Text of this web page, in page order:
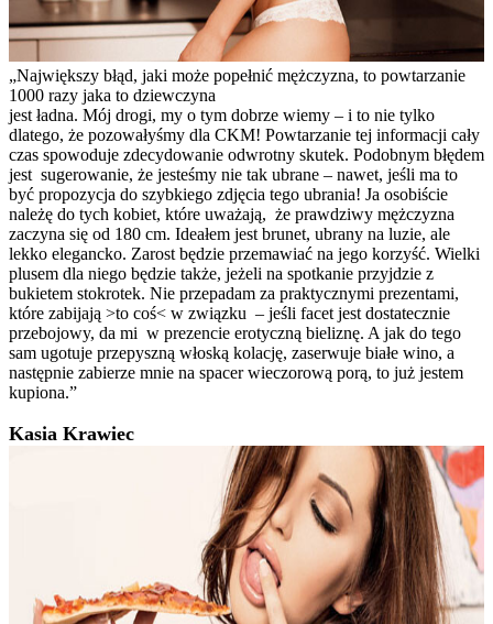
„Największy błąd, jaki może popełnić mężczyzna, to powtarzanie
1000 razy jaka to dziewczyna
jest ładna. Mój drogi, my o tym dobrze wiemy – i to nie tylko
dlatego, że pozowałyśmy dla CKM! Powtarzanie tej informacji cały
czas spowoduje zdecydowanie odwrotny skutek. Podobnym błędem
jest sugerowanie, że jesteśmy nie tak ubrane – nawet, jeśli ma to
być propozycja do szybkiego zdjęcia tego ubrania! Ja osobiście
należę do tych kobiet, które uważają, że prawdziwy mężczyzna
zaczyna się od 180 cm. Ideałem jest brunet, ubrany na luzie, ale
lekko elegancko. Zarost będzie przemawiać na jego korzyść. Wielki
plusem dla niego będzie także, jeżeli na spotkanie przyjdzie z
bukietem stokrotek. Nie przepadam za praktycznymi prezentami,
które zabijają >to coś< w związku – jeśli facet jest dostatecznie
przebojowy, da mi w prezencie erotyczną bieliznę. A jak do tego
sam ugotuje przepyszną włoską kolację, zaserwuje białe wino, a
następnie zabierze mnie na spacer wieczorową porą, to już jestem
kupiona.”
Kasia Krawiec